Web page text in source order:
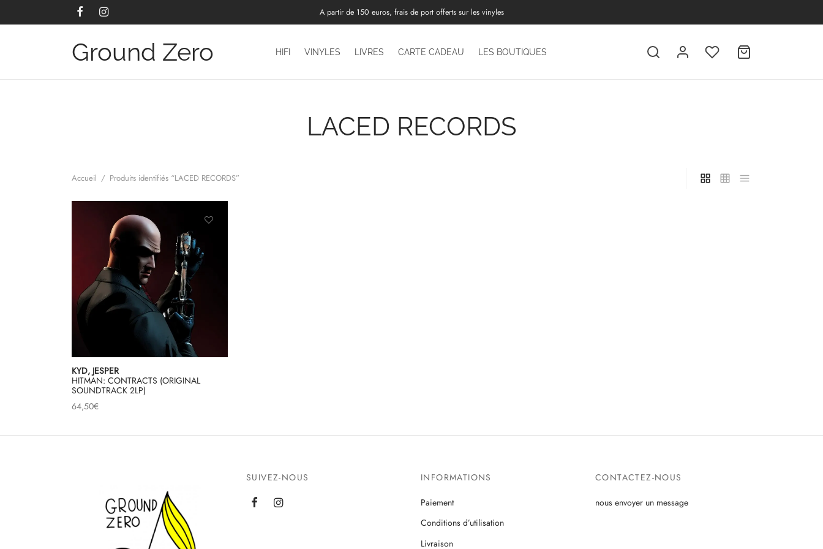
A partir de 150 euros, frais de port offerts sur les vinyles
Ground Zero HIFI VINYLES LIVRES CARTE CADEAU LES BOUTIQUES
LACED RECORDS
Accueil / Produits identifiés “LACED RECORDS”
KYD, JESPER
HITMAN: CONTRACTS (ORIGINAL
SOUNDTRACK 2LP)
64,50€
SUIVEZ-NOUS INFORMATIONS
Paiement
Conditions d’utilisation
Livraison
CONTACTEZ-NOUS
nous envoyer un message